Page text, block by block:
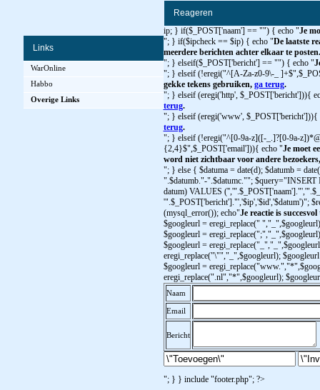
Links
WarOnline
Habbo
Overige Links
Reageren
ip; } if($_POST['naam'] == "") { echo "Je
"; } if($ipcheck == $ip) { echo "De laatste
meerdere berichten achter elkaar te posten.
"; } elseif($_POST['bericht'] == "") { echo "
"; } elseif (!eregi("^[A-Za-z0-9\-_
gekke tekens gebruiken, ga terug.
"; } elseif (eregi('http', $_POST['bericht'])){
terug.
"; } elseif (eregi('www', $_POST['bericht'])){
terug.
"; } elseif (!eregi("^[0-9a-z]([-_.]?[0-9a-
{2,4}$",$_POST['email'])){ echo "Je moet
word niet zichtbaar voor andere
"; } else { $datuma = date(d); $datumb =
".$datumb."-".$datumc.""; $query="INSERT
datum) VALUES
'".$_POST['bericht']."','$ip','$id','$datum')";
(mysql_error()); echo"Je reactie is succesvol
$googleurl = eregi_replace("
$googleurl =
$googleurl =
eregi_replace("\"","_",$googleurl);
$googleurl =
eregi_replace(".nl","*",$googleurl);
Naam
Email
Bericht
"; } } include "footer.php"; ?>